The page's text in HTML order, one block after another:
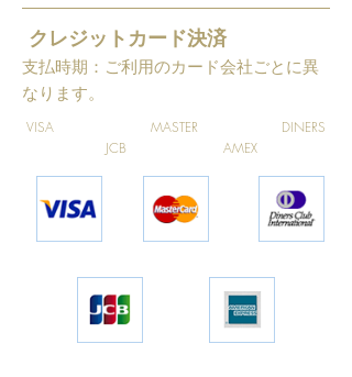
クレジットカード決済
支払時期：ご利用のカード会社ごとに異
なります。
VISA MASTER DINERS
JCB AMEX